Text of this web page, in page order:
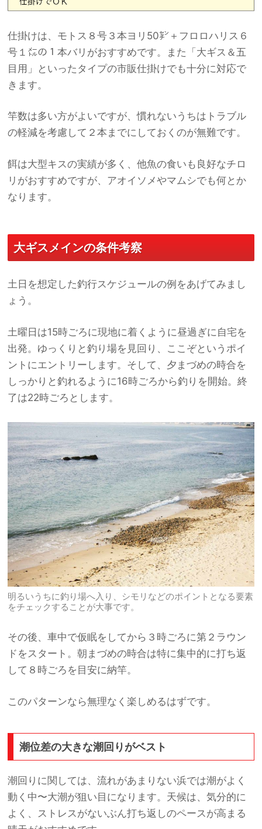
仕掛けは、モトス８号３本ヨリ50㌢＋フロロハリス６
号１㍍の１本バリがおすすめです。また「大ギス＆五
目用」といったタイプの市販仕掛けでも十分に対応で
きます。
竿数は多い方がよいですが、慣れないうちはトラブル
の軽減を考慮して２本までにしておくのが無難です。
餌は大型キスの実績が多く、他魚の食いも良好なチロ
リがおすすめですが、アオイソメやマムシでも何とか
なります。
大ギスメインの条件考察
土日を想定した釣行スケジュールの例をあげてみまし
ょう。
土曜日は15時ごろに現地に着くように昼過ぎに自宅を
出発。ゆっくりと釣り場を見回り、ここぞというポイ
ントにエントリーします。そして、夕まづめの時合を
しっかりと釣れるように16時ごろから釣りを開始。終
了は22時ごろとします。
明るいうちに釣り場へ入り、シモリなどのポイントとなる要素
をチェックすることが大事です。
その後、車中で仮眠をしてから３時ごろに第２ラウン
ドをスタート。朝まづめの時合は特に集中的に打ち返
して８時ごろを目安に納竿。
このパターンなら無理なく楽しめるはずです。
潮位差の大きな潮回りがベスト
潮回りに関しては、流れがあまりない浜では潮がよく
動く中〜大潮が狙い目になります。天候は、気分的に
よく、ストレスがないぶん打ち返しのペースが高まる